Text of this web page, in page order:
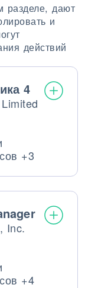
разделе, дают
и
действий
4
персональные
+3
Inc.
персональные
+4